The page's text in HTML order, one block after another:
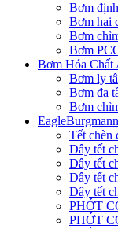
Bơm
Bơm hai
Bơm
Bơm
Bơm Hóa Chất
Bơm ly
Bơm đa
Bơm
Tết chèn
Dây tết
Dây tết
Dây tết
Dây tết
PHỚT
PHỚT